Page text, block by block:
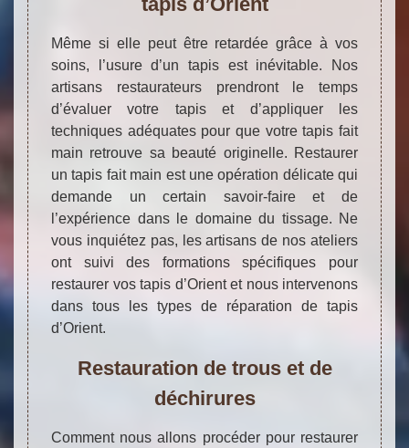
Même si elle peut être retardée grâce à vos
soins, l’usure d’un tapis est inévitable. Nos
artisans restaurateurs prendront le temps
d’évaluer votre tapis et d’appliquer les
techniques adéquates pour que votre tapis fait
main retrouve sa beauté originelle. Restaurer
un tapis fait main est une opération délicate qui
demande un certain savoir-faire et de
l’expérience dans le domaine du tissage. Ne
vous inquiétez pas, les artisans de nos ateliers
ont suivi des formations spécifiques pour
restaurer vos tapis d’Orient et nous intervenons
dans tous les types de réparation de tapis
d’Orient.
Restauration de trous et de
déchirures
Comment nous allons procéder pour restaurer